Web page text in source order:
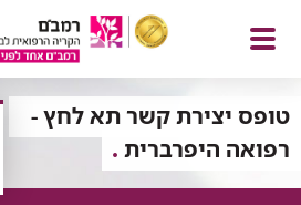
פתח
טופס יצירת קשר תא לחץ -
רפואה היפרברית